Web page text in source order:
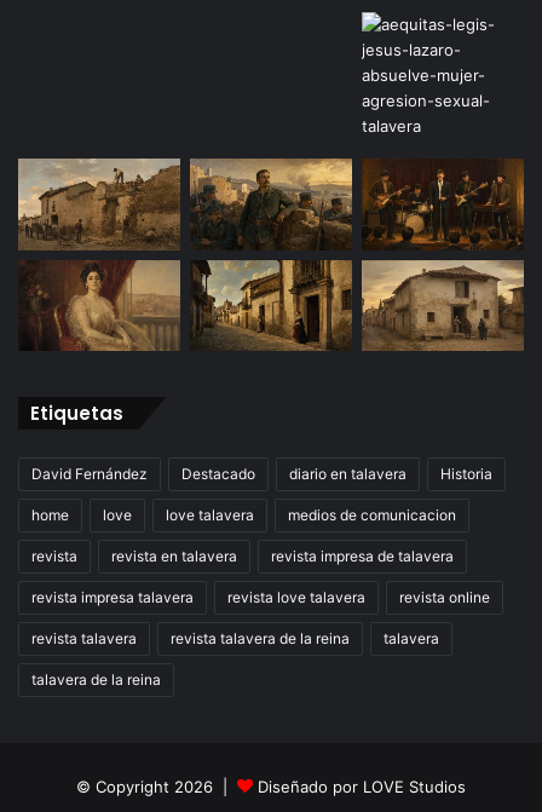
Etiquetas
David Fernández Destacado diario en talavera Historia
home love love talavera medios de comunicacion
revista revista en talavera revista impresa de talavera
revista impresa talavera revista love talavera revista online
revista talavera revista talavera de la reina talavera
talavera de la reina
© Copyright 2026 | Diseñado por LOVE Studios